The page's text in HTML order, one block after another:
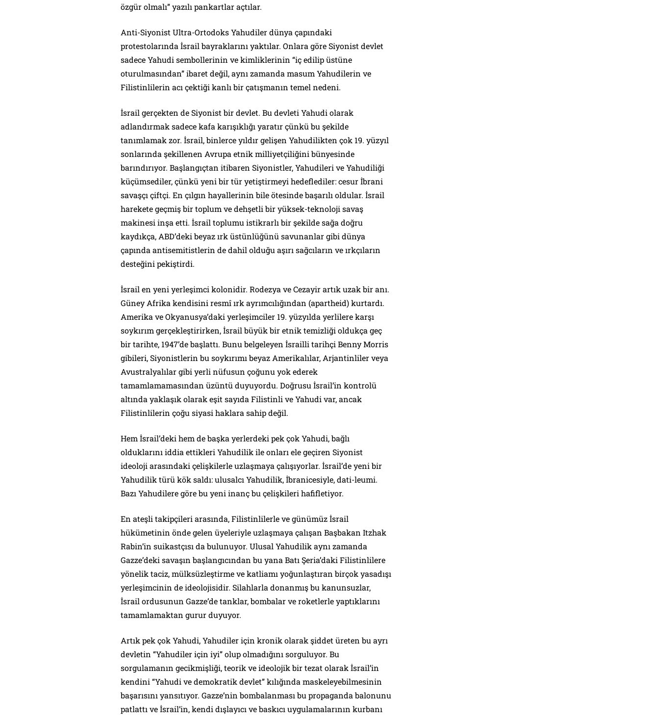
özgür olmalı” yazılı pankartlar açtılar.
Anti-Siyonist Ultra-Ortodoks Yahudiler dünya çapındaki
protestolarında İsrail bayraklarını yaktılar. Onlara göre Siyonist devlet
sadece Yahudi sembollerinin ve kimliklerinin “iç edilip üstüne
oturulmasından” ibaret değil, aynı zamanda masum Yahudilerin ve
Filistinlilerin acı çektiği kanlı bir çatışmanın temel nedeni.
İsrail gerçekten de Siyonist bir devlet. Bu devleti Yahudi olarak
adlandırmak sadece kafa karışıklığı yaratır çünkü bu şekilde
tanımlamak zor. İsrail, binlerce yıldır gelişen Yahudilikten çok 19. yüzyıl
sonlarında şekillenen Avrupa etnik milliyetçiliğini bünyesinde
barındırıyor. Başlangıçtan itibaren Siyonistler, Yahudileri ve Yahudiliği
küçümsediler, çünkü yeni bir tür yetiştirmeyi hedeflediler: cesur İbrani
savaşçı çiftçi. En çılgın hayallerinin bile ötesinde başarılı oldular. İsrail
harekete geçmiş bir toplum ve dehşetli bir yüksek-teknoloji savaş
makinesi inşa etti. İsrail toplumu istikrarlı bir şekilde sağa doğru
kaydıkça, ABD’deki beyaz ırk üstünlüğünü savunanlar gibi dünya
çapında antisemitistlerin de dahil olduğu aşırı sağcıların ve ırkçıların
desteğini pekiştirdi.
İsrail en yeni yerleşimci kolonidir. Rodezya ve Cezayir artık uzak bir anı.
Güney Afrika kendisini resmî ırk ayrımcılığından (apartheid) kurtardı.
Amerika ve Okyanusya’daki yerleşimciler 19. yüzyılda yerlilere karşı
soykırım gerçekleştirirken, İsrail büyük bir etnik temizliği oldukça geç
bir tarihte, 1947’de başlattı. Bunu belgeleyen İsrailli tarihçi Benny Morris
gibileri, Siyonistlerin bu soykırımı beyaz Amerikalılar, Arjantinliler veya
Avustralyalılar gibi yerli nüfusun çoğunu yok ederek
tamamlamamasından üzüntü duyuyordu. Doğrusu İsrail’in kontrolü
altında yaklaşık olarak eşit sayıda Filistinli ve Yahudi var, ancak
Filistinlilerin çoğu siyasi haklara sahip değil.
Hem İsrail’deki hem de başka yerlerdeki pek çok Yahudi, bağlı
olduklarını iddia ettikleri Yahudilik ile onları ele geçiren Siyonist
ideoloji arasındaki çelişkilerle uzlaşmaya çalışıyorlar. İsrail’de yeni bir
Yahudilik türü kök saldı: ulusalcı Yahudilik, İbranicesiyle,dati-leumi.
Bazı Yahudilere göre bu yeni inanç bu çelişkileri hafifletiyor.
En ateşli takipçileri arasında, Filistinlilerle ve günümüz İsrail
hükümetinin önde gelen üyeleriyle uzlaşmaya çalışan Başbakan Itzhak
Rabin’in suikastçısı da bulunuyor. Ulusal Yahudilik aynı zamanda
Gazze’deki savaşın başlangıcından bu yana Batı Şeria’daki Filistinlilere
yönelik taciz, mülksüzleştirme ve katliamı yoğunlaştıran birçok yasadışı
yerleşimcinin de ideolojisidir. Silahlarla donanmış bu kanunsuzlar,
İsrail ordusunun Gazze’de tanklar, bombalar ve roketlerle yaptıklarını
tamamlamaktan gurur duyuyor.
Artık pek çok Yahudi, Yahudiler için kronik olarak şiddet üreten bu ayrı
devletin “Yahudiler için iyi” olup olmadığını sorguluyor. Bu
sorgulamanın gecikmişliği, teorik ve ideolojik bir tezat olarak İsrail’in
kendini “Yahudi ve demokratik devlet” kılığında maskeleyebilmesinin
başarısını yansıtıyor. Gazze’nin bombalanması bu propaganda balonunu
patlattı ve İsrail’in, kendi dışlayıcı ve baskıcı uygulamalarının kurbanı